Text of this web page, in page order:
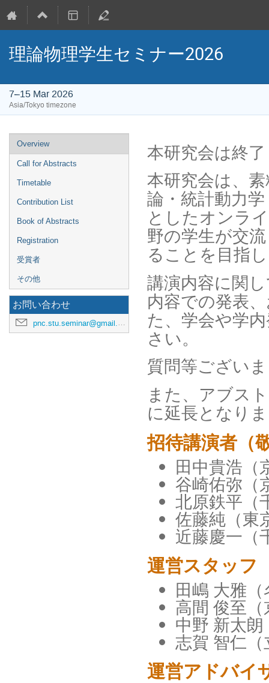
理論物理学生セミナー2026
7–15 Mar 2026
Asia/Tokyo timezone
Event
menu
Overview
Call for Abstracts
Timetable
Contribution List
Book of Abstracts
Registration
受賞者
その他
お問い合わせ
pnc.stu.seminar@gmail.com
本研究会は終
本研究会は、
論・統計動力
としたオンラ
野の学生が交
ることを目指
講演内容に関
内容での発表
た、学会や学
さい。
質問等ござい
また、アブス
に延長となり
招待講演者（
田中貴浩（
谷崎佑弥（
北原鉄平（
佐藤純（東
近藤慶一（
運営スタッフ
田嶋 大雅
高間 俊至
中野 新太
志賀 智仁
運営アドバイ